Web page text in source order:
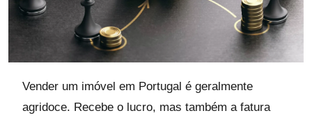
Vender um imóvel em Portugal é geralmente
agridoce. Recebe o lucro, mas também a fatura